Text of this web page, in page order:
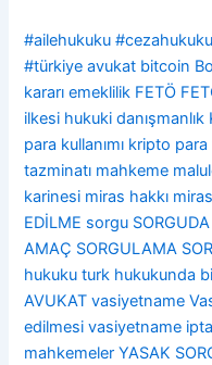
#ailehukuku #cezahukuku
#türkiye avukat bitcoin
kararı emeklilik FETÖ
ilkesi hukuki danışmanlık
para kullanımı kripto para
tazminatı mahkeme
karinesi miras hakkı
EDİLME sorgu SORGUDA
AMAÇ SORGULAMA
hukuku turk hukukunda
AVUKAT vasiyetname
edilmesi vasiyetname
mahkemeler YASAK